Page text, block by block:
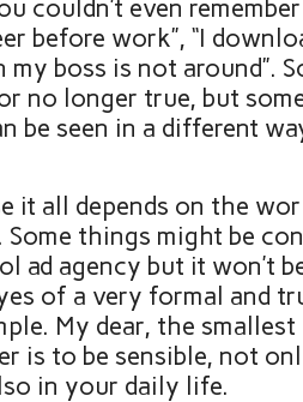
couldn’t even
before work”, “I
my boss is not around”.
no longer true, but
be seen in a different
it all depends on the
things might be
ad agency but it won’t
of a very formal and
My dear, the
is to be sensible, not
in your daily life.